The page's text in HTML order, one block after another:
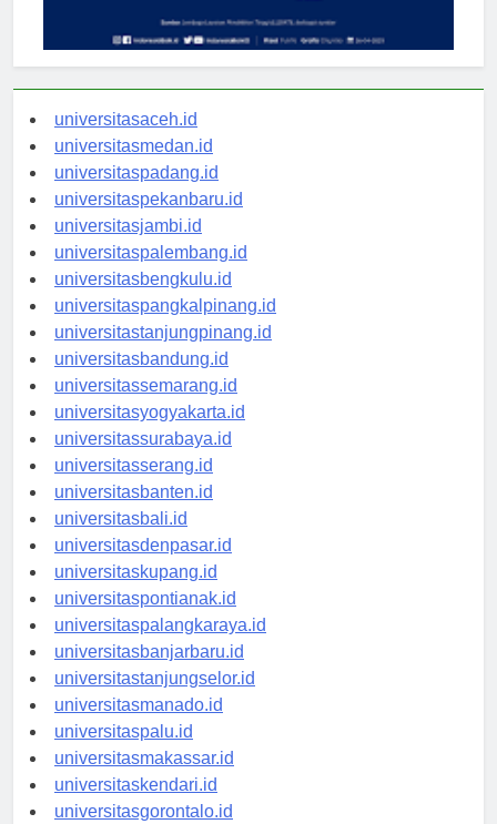
universitasaceh.id
universitasmedan.id
universitaspadang.id
universitaspekanbaru.id
universitasjambi.id
universitaspalembang.id
universitasbengkulu.id
universitaspangkalpinang.id
universitastanjungpinang.id
universitasbandung.id
universitassemarang.id
universitasyogyakarta.id
universitassurabaya.id
universitasserang.id
universitasbanten.id
universitasbali.id
universitasdenpasar.id
universitaskupang.id
universitaspontianak.id
universitaspalangkaraya.id
universitasbanjarbaru.id
universitastanjungselor.id
universitasmanado.id
universitaspalu.id
universitasmakassar.id
universitaskendari.id